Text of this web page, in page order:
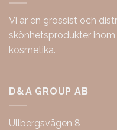
Vi är en grossist och
skönhetsprodukter
kosmetika.
D&A GROUP AB
Ullbergsvägen 8